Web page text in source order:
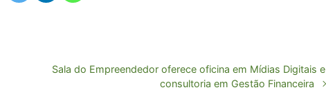
Sala do Empreendedor oferece oficina em Mídias Digitais e
consultoria em Gestão Financeira